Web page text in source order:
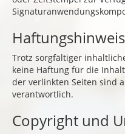
Haftungshinweis
Trotz sorgfältiger
keine Haftung für die
der verlinkten Seiten sind
verantwortlich.
Copyright und